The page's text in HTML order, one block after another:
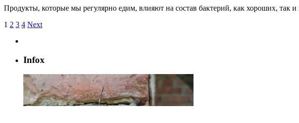
Продукты, которые мы регулярно едим, влияют на состав бактерий, как хороших, так
1 2 3 4 Next
Infox